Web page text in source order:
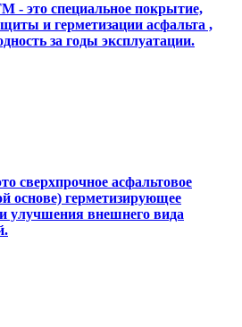
- это специальное покрытие,
и герметизации асфальта ,
за годы эксплуатации.
сверхпрочное асфальтовое
основе) герметизирующее
улучшения внешнего вида